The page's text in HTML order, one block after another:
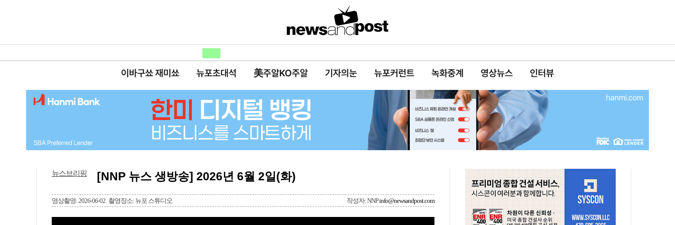
이바구쑈 재미쑈 뉴포초대석 美주알KO주알 기자의눈 뉴포커런트 녹화중계 영상뉴스 인터뷰
뉴스브리핑 [NNP 뉴스 생방송] 2026년 6월 2일(화)
영상촬영: 2026-06-02 촬영장소: 뉴포 스튜디오 작성자: NNPinfo@newsandpost.com